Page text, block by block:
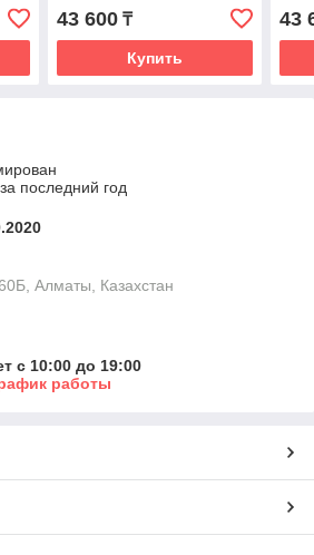
43 600₸
Купить
43
последний год
Алматы, Казахстан
с 10:00 до 19:00
работы